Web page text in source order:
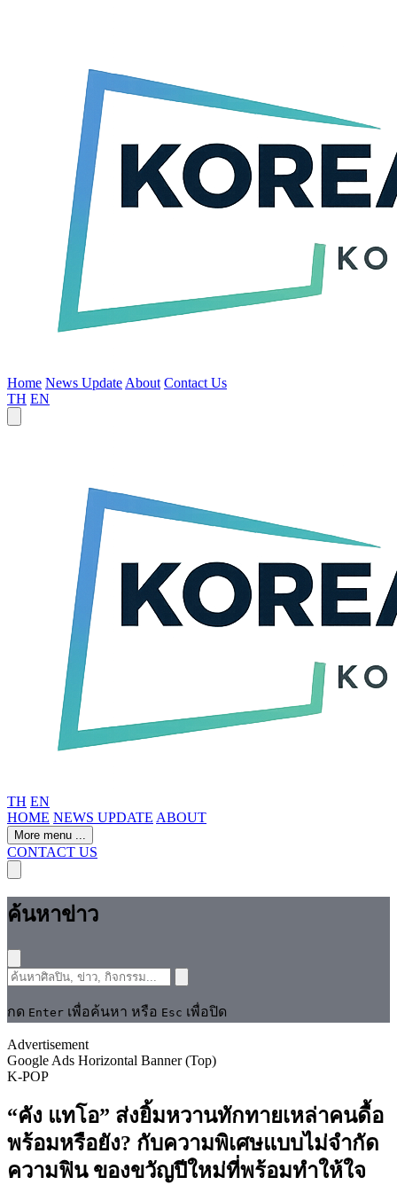
Home News Update About Contact Us
TH EN
TH EN
HOME NEWS UPDATE ABOUT
More menu ...
CONTACT US
ค้นหาข่าว
กด Enter เพื่อค้นหา หรือ Esc เพื่อปิด
Advertisement
Google Ads Horizontal Banner (Top)
K-POP
“คัง แทโอ” ส่งยิ้มหวานทักทายเหล่าคนดื้อ
พร้อมหรือยัง? กับความพิเศษแบบไม่จำกัด
ความฟิน ของขวัญปีใหม่ที่พร้อมทำให้ใจ